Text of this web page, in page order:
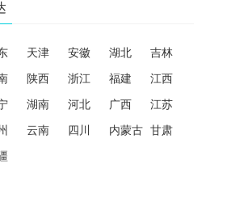
天津 安徽 湖北 吉林
陕西 浙江 福建 江西
湖南 河北 广西 江苏
云南 四川 内蒙古 甘肃